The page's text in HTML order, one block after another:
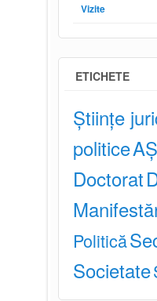
Vizite
ETICHETE
Științe
politice
Doctorat
Politică
Societate